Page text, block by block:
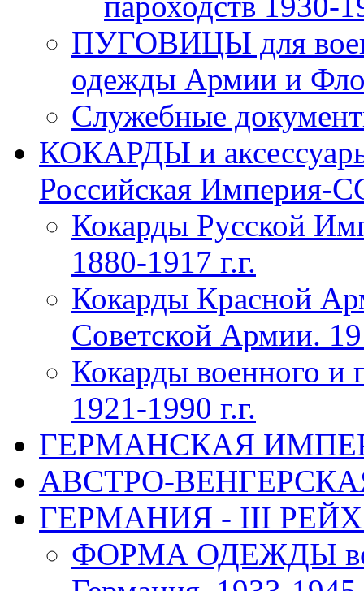
ПУГОВИЦЫ для
одежды Армии и
Служебные
КОКАРДЫ и
Российская Империя-
Кокарды Русской
1880-1917 г.г.
Кокарды Красной
Советской Армии.
Кокарды военного и
1921-1990 г.г.
ГЕРМАНСКАЯ
АВСТРО-
ГЕРМАНИЯ - III РЕЙХ
ФОРМА ОДЕЖДЫ